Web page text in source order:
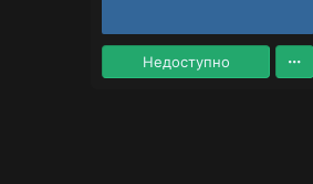
Недоступно